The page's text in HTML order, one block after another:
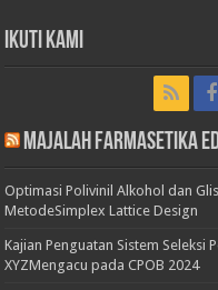
Ikuti Kami
Majalah Farmasetika
Optimasi Polivinil Alkohol dan
MetodeSimplex Lattice Design
Kajian Penguatan Sistem Seleksi
XYZMengacu pada CPOB 2024